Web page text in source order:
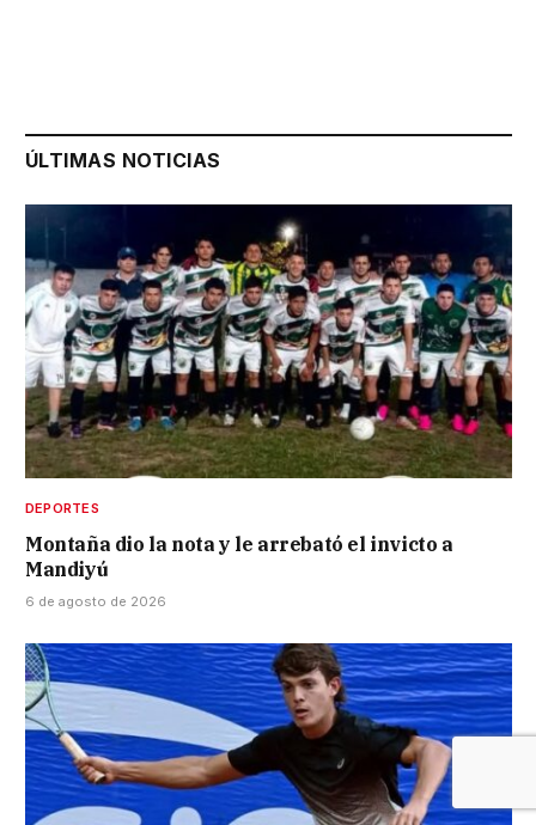
ÚLTIMAS NOTICIAS
DEPORTES
Montaña dio la nota y le arrebató el invicto a
Mandiyú
6 de agosto de 2026